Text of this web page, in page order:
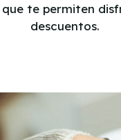
te permiten
descuentos.